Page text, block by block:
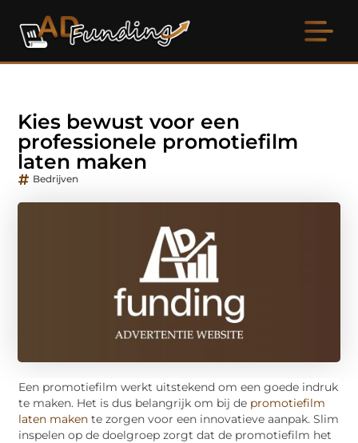
Kies bewust voor een
professionele promotiefilm
laten maken
Bedrijven
Een promotiefilm werkt uitstekend om een goede indruk
te maken. Het is dus belangrijk om bij de promotiefilm
laten maken te zorgen voor een innovatieve aanpak. Slim
inspelen op de doelgroep zorgt dat de promotiefilm het